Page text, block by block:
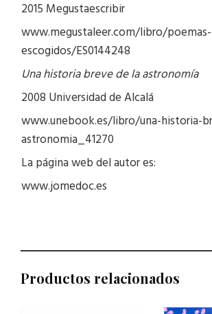
2015 Megustaescribir
www.megustaleer.com/libro/poemas-
escogidos/ES0144248
Una historia breve de la astronomía
2008 Universidad de Alcalá
www.unebook.es/libro/una-historia-
astronomia_41270
La página web del autor es:
www.jomedoc.es
Productos relacionados